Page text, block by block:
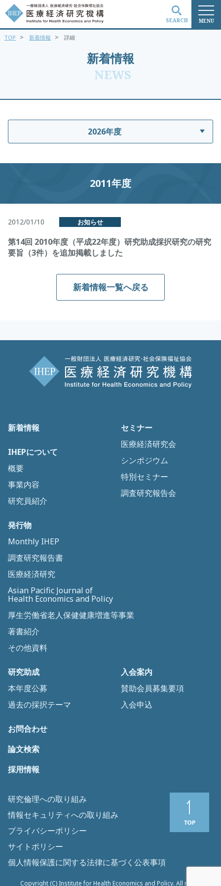
MENU
SEARCH
新着情報
NEWS
TOP > 新着情報 > 詳細
2026年度
2011年度
2012/01/10 お知らせ
第14回 2010年度（平成22年度）研究助成採択研究の研究
要旨（3件）を追加掲載しました
新着情報一覧へ戻る
新着情報
IHEPについて
概要
事業内容
研究員紹介
セミナー
医療経済研究会
シンポジウム
特別セミナー
調査研究報告会
発行物
Monthly IHEP
調査研究報告書
医療経済研究
Asian Pacific Journal of
Health Economics and Policy
厚生労働省老人保健健康増進等事業
著書紹介
その他資料
研究助成
本年度公募
過去の採択テーマ
入会案内
賛助会員募集要項
入会申込
お問合わせ
論文検索
採用情報
研究倫理への取り組み
情報セキュリティへの取り組み
プライバシーポリシー
サイトポリシー
個人情報保護に関する法律に基づく公表事項
Copyright (C) Institute for Health Economics and Policy. All rights